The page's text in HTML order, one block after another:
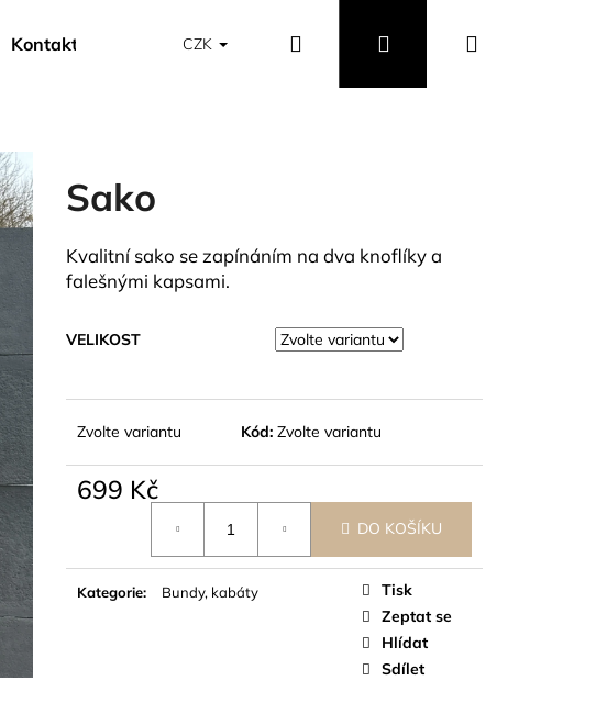
Kontakty Obchodní podmínky Vrácení a výměna zboží
CZK Hledat PřihlášeníNákupní
Sako
Kvalitní sako se zapínáním na dva knoflíky a
falešnými kapsami.
VELIKOST
Zvolte variantu Kód: Zvolte variantu
699 Kč
DO KOŠÍKU
Kategorie: Bundy, kabáty
Tisk
Zeptat se
Hlídat
Sdílet